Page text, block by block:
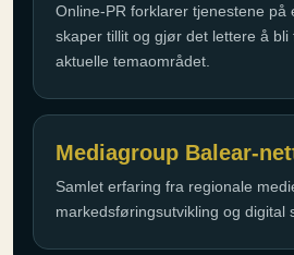
Online-PR forklarer tjenestene på
skaper tillit og gjør det lettere å
aktuelle temaområdet.
Mediagroup Balear-
Samlet erfaring fra regionale
markedsføringsutvikling og digital